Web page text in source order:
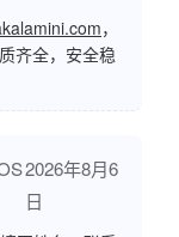
，
齐全，安全稳
2026年8月6
日